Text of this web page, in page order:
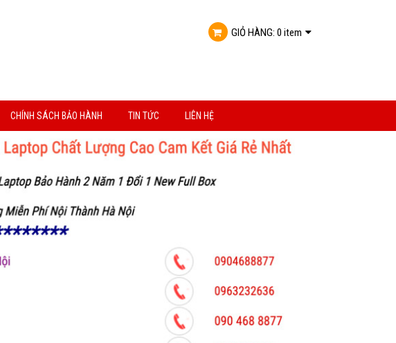
GIỎ HÀNG: 0 item
CHÍNH SÁCH BẢO HÀNH TIN TỨC LIÊN HỆ